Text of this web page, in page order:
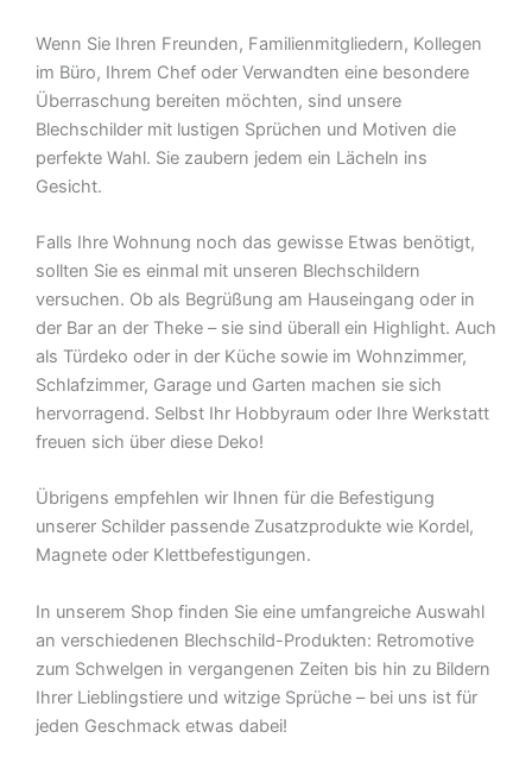
Wenn Sie Ihren Freunden, Familienmitgliedern, Kollegen
im Büro, Ihrem Chef oder Verwandten eine besondere
Überraschung bereiten möchten, sind unsere
Blechschilder mit lustigen Sprüchen und Motiven die
perfekte Wahl. Sie zaubern jedem ein Lächeln ins
Gesicht.
Falls Ihre Wohnung noch das gewisse Etwas benötigt,
sollten Sie es einmal mit unseren Blechschildern
versuchen. Ob als Begrüßung am Hauseingang oder in
der Bar an der Theke – sie sind überall ein Highlight. Auch
als Türdeko oder in der Küche sowie im Wohnzimmer,
Schlafzimmer, Garage und Garten machen sie sich
hervorragend. Selbst Ihr Hobbyraum oder Ihre Werkstatt
freuen sich über diese Deko!
Übrigens empfehlen wir Ihnen für die Befestigung
unserer Schilder passende Zusatzprodukte wie Kordel,
Magnete oder Klettbefestigungen.
In unserem Shop finden Sie eine umfangreiche Auswahl
an verschiedenen Blechschild-Produkten: Retromotive
zum Schwelgen in vergangenen Zeiten bis hin zu Bildern
Ihrer Lieblingstiere und witzige Sprüche – bei uns ist für
jeden Geschmack etwas dabei!